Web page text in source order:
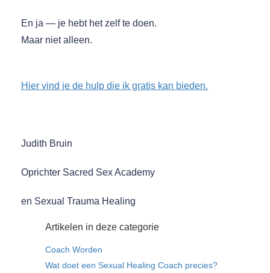
En ja — je hebt het zelf te doen.
Maar niet alleen.
Hier vind je de hulp die ik gratis kan bieden.
Judith Bruin
Oprichter Sacred Sex Academy
en Sexual Trauma Healing
Artikelen in deze categorie
Coach Worden
Wat doet een Sexual Healing Coach precies?